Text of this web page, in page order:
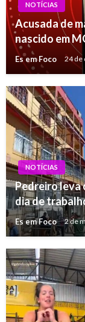
NOTÍCIAS
Acusada de
nascido em
Es em Foco 24 de
NOTÍCIAS
Pedreiro leva
dia de
Es em Foco 2 de